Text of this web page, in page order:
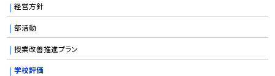
経営方針
部活動
授業改善推進プラン
学校評価